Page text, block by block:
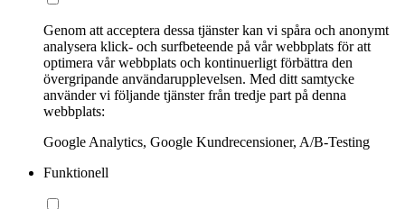
Genom att acceptera dessa tjänster kan vi spåra och anonymt
analysera klick- och surfbeteende på vår webbplats för att
optimera vår webbplats och kontinuerligt förbättra den
övergripande användarupplevelsen. Med ditt samtycke
använder vi följande tjänster från tredje part på denna
webbplats:
Google Analytics, Google Kundrecensioner, A/B-Testing
Funktionell